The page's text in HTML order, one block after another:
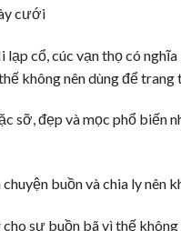
cưới
lạp cổ, cúc vạn thọ có
không nên dùng để
sỡ, đẹp và mọc phổ biến
buồn và chia ly nên
sự buồn bã vì thế